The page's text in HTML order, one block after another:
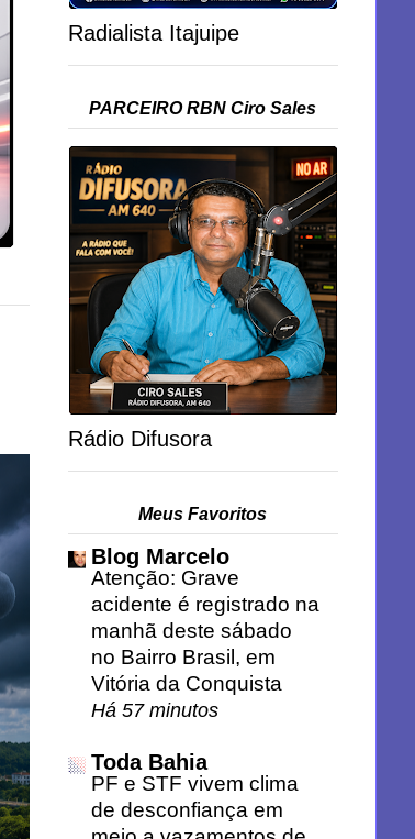
Radialista Itajuipe
PARCEIRO RBN Ciro Sales
Rádio Difusora
Meus Favoritos
Blog Marcelo
Atenção: Grave
acidente é registrado na
manhã deste sábado
no Bairro Brasil, em
Vitória da Conquista
Há 57 minutos
Toda Bahia
PF e STF vivem clima
de desconfiança em